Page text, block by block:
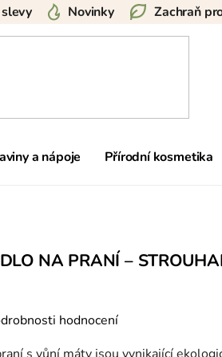
Zachraň
Novinky
a nápoje Přírodní kosmetika
NA PRANÍ –
hodnocení